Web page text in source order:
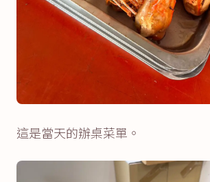
這是當天的辦桌菜單。